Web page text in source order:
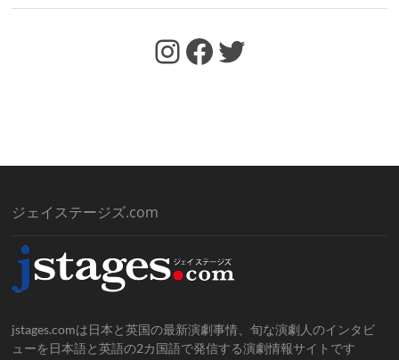
https://www.facebook.com/jstages/ Facebook Twitter
ジェイステージズ.com
jstages.comは日本と英国の最新演劇事情、旬な演劇人のインタビ
ューを日本語と英語の2カ国語で発信する演劇情報サイトです